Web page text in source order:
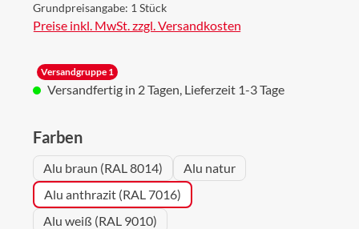
Grundpreisangabe: 1 Stück
Preise inkl. MwSt. zzgl. Versandkosten
Versandgruppe 1
Versandfertig in 2 Tagen, Lieferzeit 1-3 Tage
Farbenauswählen
Alu braun (RAL 8014)
Alu natur
Alu anthrazit (RAL 7016)
Alu weiß (RAL 9010)